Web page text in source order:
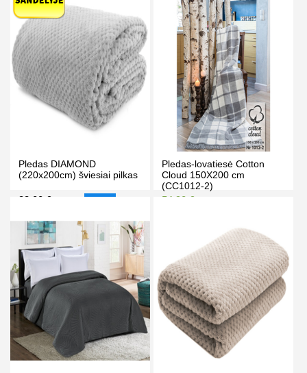
PIRKTI PIRKTI
Pledas DIAMOND
(220x200cm) šviesiai pilkas
33.00 €
PIRKTI
Pledas-lovatiesė Cotton
Cloud 150X200 cm
(CC1012-2)
54.90 €
PIRKTI